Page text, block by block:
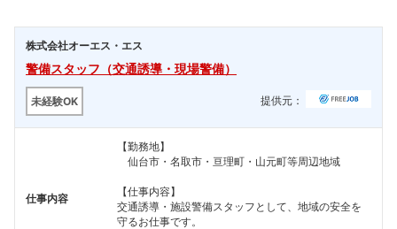
株式会社オーエス・エス
警備スタッフ（交通誘導・現場警備）
未経験OK 提供元：
仕事内容
【勤務地】
仙台市・名取市・亘理町・山元町等周辺地域
【仕事内容】
交通誘導・施設警備スタッフとして、地域の安全を
守るお仕事です。